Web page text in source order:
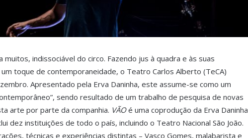
muitos, indissociável do circo. Fazendo jus à quadra e às suas
toque de contemporaneidade, o Teatro Carlos Alberto (TeCA)
Apresentado pela Erva Daninha, este assume-se como um
sendo resultado de um trabalho de pesquisa de novas
arte por parte da companhia. VÃOé uma coprodução da Erva Daninha
dez instituições de todo o país, incluindo o Teatro Nacional São João.
técnicas e experiências distintas – Vasco Gomes, malabarista e